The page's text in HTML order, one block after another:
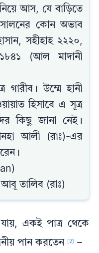
আস, যে বাড়িতে
কোন অভাব
সহীহাহ ২২২০,
১৮৪১ (আল মাদানী
গারীব। উম্মে হানী
হিসাবে এ সূত্র
কিছু জানা নেই।
আলী (রাঃ)-এর
আবূ তালিব (রাঃ)
একই পাত্র থেকে
পান করতেন
[2] –